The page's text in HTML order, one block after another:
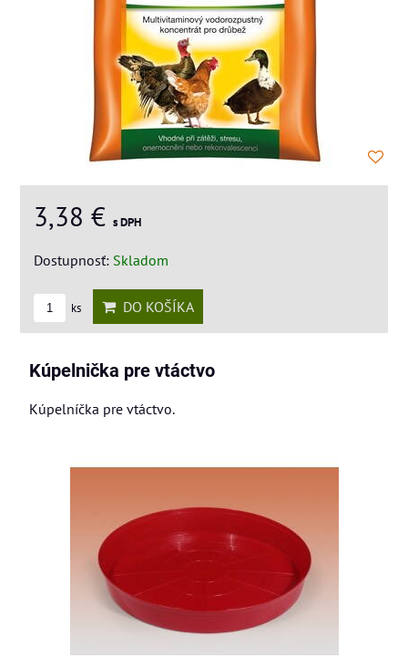
3,38 € s DPH
Dostupnosť: Skladom
ks DO KOŠÍKA
Kúpelnička pre vtáctvo
Kúpelníčka pre vtáctvo.